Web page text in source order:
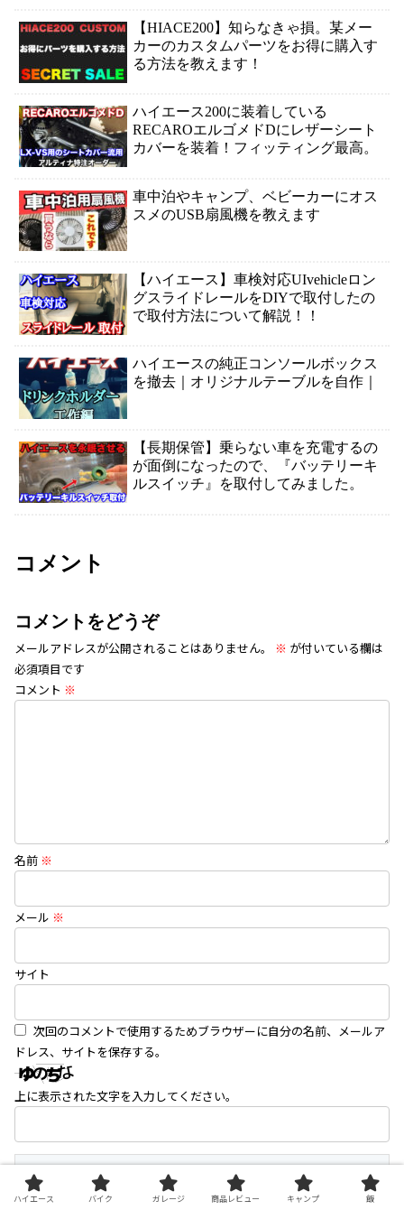
【HIACE200】知らなきゃ損。某メー
カーのカスタムパーツをお得に購入す
る方法を教えます！
ハイエース200に装着している
RECAROエルゴメドDにレザーシート
カバーを装着！フィッティング最高。
車中泊やキャンプ、ベビーカーにオス
スメのUSB扇風機を教えます
【ハイエース】車検対応UIvehicleロン
グスライドレールをDIYで取付したの
で取付方法について解説！！
ハイエースの純正コンソールボックス
を撤去｜オリジナルテーブルを自作｜
【長期保管】乗らない車を充電するの
が面倒になったので、『バッテリーキ
ルスイッチ』を取付してみました。
コメント
コメントをどうぞ
メールアドレスが公開されることはありません。 ※ が付いている欄は
必須項目です
コメント ※
名前 ※
メール ※
サイト
次回のコメントで使用するためブラウザーに自分の名前、メールア
ドレス、サイトを保存する。
上に表示された文字を入力してください。
ハイエース バイク ガレージ 商品レビュー キャンプ 飯